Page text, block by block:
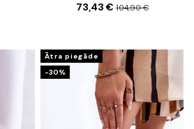
73,43 €104,90 €
Ātra piegāde
-30%